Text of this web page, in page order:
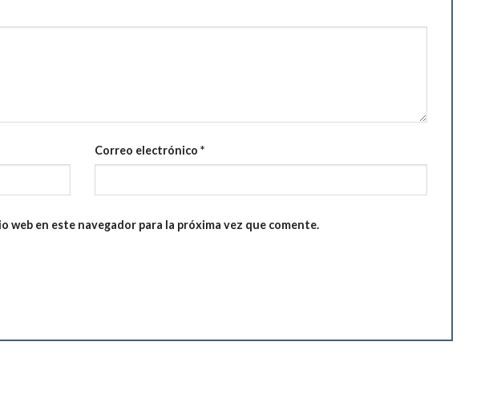
Correo electrónico *
en este navegador para la próxima vez que comente.